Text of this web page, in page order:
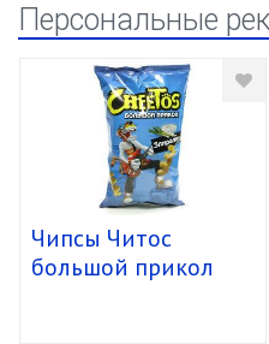
Персональные
Чипсы Читос
большой прикол